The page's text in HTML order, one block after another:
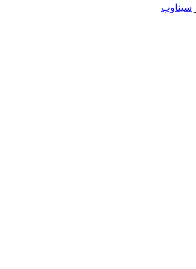
سیناوب